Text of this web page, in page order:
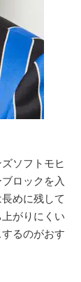
ソフトモヒ
ロックを入
めに残して
がりにくい
るのがおす